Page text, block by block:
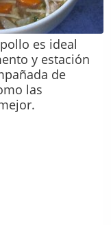
es ideal
y estación
de
las